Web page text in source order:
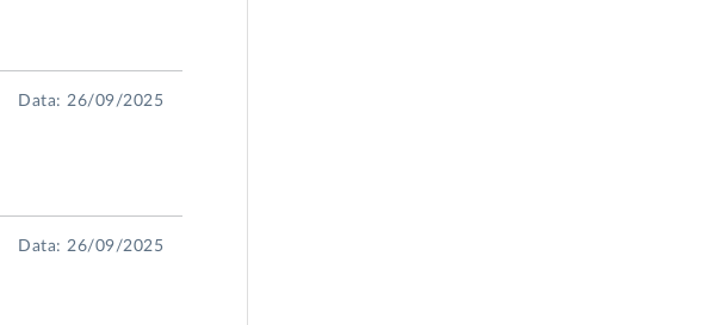
Data: 26/09/2025
Data: 26/09/2025